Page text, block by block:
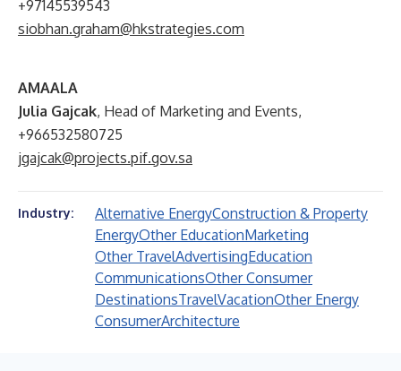
+97145539543
siobhan.graham@hkstrategies.com
AMAALA
Julia Gajcak, Head of Marketing and Events,
+966532580725
jgajcak@projects.pif.gov.sa
Industry: Alternative EnergyConstruction & Property
EnergyOther EducationMarketing
Other TravelAdvertisingEducation
CommunicationsOther Consumer
DestinationsTravelVacationOther Energy
ConsumerArchitecture